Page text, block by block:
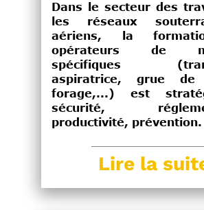
Dans le secteur des
les réseaux
aériens, la
opérateurs de
spécifiques
aspiratrice, grue de
forage,...) est
sécurité,
productivité, prévention.
Lire la